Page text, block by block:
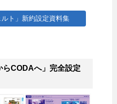
ルト」新約設定資料集
らCODAへ」完全設定